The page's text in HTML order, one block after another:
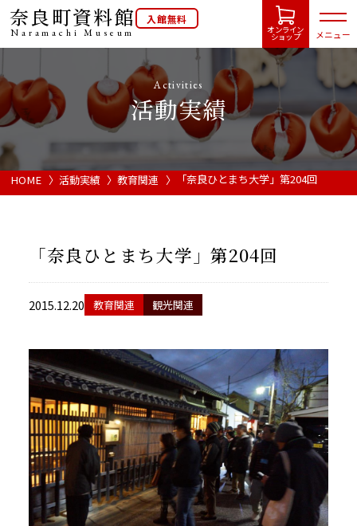
奈良町資料館
NaramachiMuseum
入館無料
オンライン
ショップ メニュー
HOME
開館カレンダー
当館について
メディア実績
活動実績
お知らせ
Activities
活動実績
HOME 活動実績 教育関連 「奈良ひとまち大学」第204回
「奈良ひとまち大学」第204回
2015.12.20 教育関連 観光関連